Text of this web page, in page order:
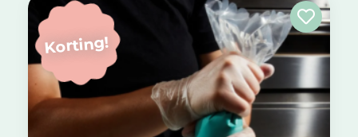
Korting!